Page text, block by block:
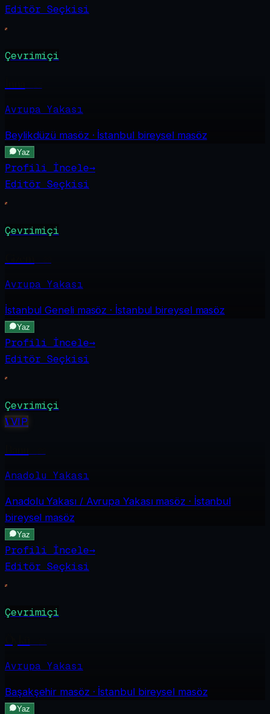
Editör Seçkisi
Çevrimiçi
Avrupa Yakası
Beylikdüzü masöz · İstanbul bireysel masöz
Yaz
Profili İncele→
Editör Seçkisi
Çevrimiçi
Avrupa Yakası
İstanbul Genelimasöz · İstanbul bireysel masöz
Yaz
Profili İncele→
Editör Seçkisi
Çevrimiçi
VVIP
Anadolu Yakası
Anadolu Yakası / Avrupa Yakasımasöz · İstanbul
bireysel masöz
Yaz
Profili İncele→
Editör Seçkisi
Çevrimiçi
Avrupa Yakası
Başakşehir masöz · İstanbul bireysel masöz
Yaz